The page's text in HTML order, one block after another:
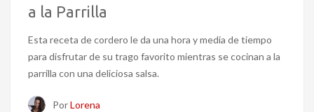
a la Parrilla
Esta receta de cordero le da una hora y media de tiempo
para disfrutar de su trago favorito mientras se cocinan a la
parrilla con una deliciosa salsa.
PorLorena